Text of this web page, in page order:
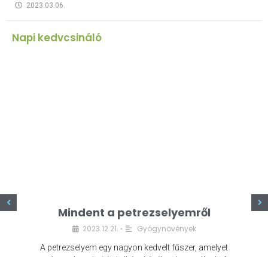
2023.03.06.
Napi kedvcsináló
Mindent a petrezselyemről
2023.12.21. • Gyógynövények
A petrezselyem egy nagyon kedvelt fűszer, amelyet